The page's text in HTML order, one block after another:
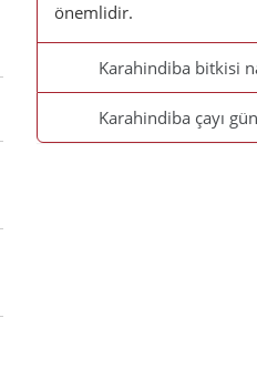
önemlidir.
Karahindiba bitkisi
Karahindiba çayı